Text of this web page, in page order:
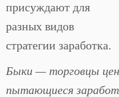
присуждают для
разных видов
стратегии заработка.
Быки — торговцы
пытающиеся